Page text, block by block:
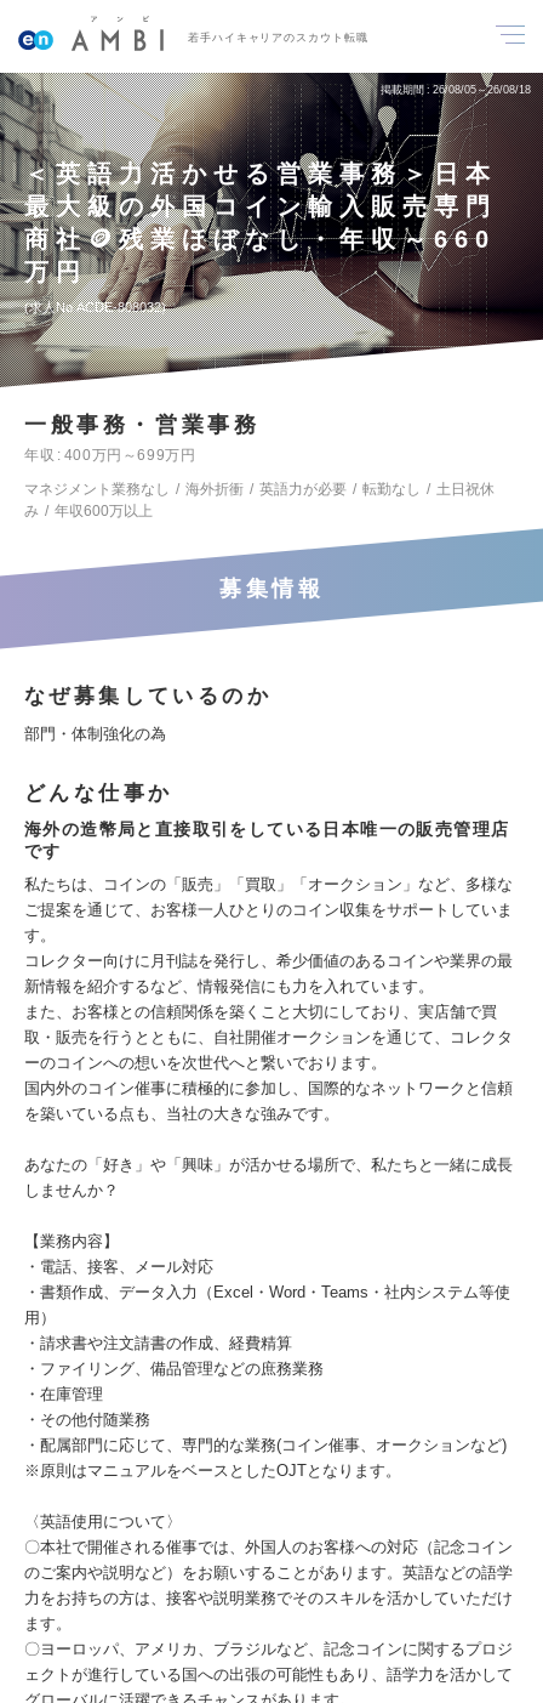
若手ハイキャリアのスカウト転職
掲載期間 26/08/05～26/08/18
＜英語力活かせる営業事務＞日本
最大級の外国コイン輸入販売専門
商社🪙残業ほぼなし・年収～660
万円
求人No.ACDE-808032
一般事務・営業事務
年収
400万円～699万円
マネジメント業務なし
海外折衝 英語力が必要 転勤なし
土日祝休
み
年収600万以上
募集情報
なぜ募集しているのか
部門・体制強化の為
どんな仕事か
海外の造幣局と直接取引をしている日本唯一の販売管理店
です
私たちは、コインの「販売」「買取」「オークション」など、多様な
ご提案を通じて、お客様一人ひとりのコイン収集をサポートしていま
す。
コレクター向けに月刊誌を発行し、希少価値のあるコインや業界の最
新情報を紹介するなど、情報発信にも力を入れています。
また、お客様との信頼関係を築くこと大切にしており、実店舗で買
取・販売を行うとともに、自社開催オークションを通じて、コレクタ
ーのコインへの想いを次世代へと繋いでおります。
国内外のコイン催事に積極的に参加し、国際的なネットワークと信頼
を築いている点も、当社の大きな強みです。
あなたの「好き」や「興味」が活かせる場所で、私たちと一緒に成長
しませんか？
【業務内容】
・電話、接客、メール対応
・書類作成、データ入力（Excel・Word・Teams・社内システム等使
用）
・請求書や注文請書の作成、経費精算
・ファイリング、備品管理などの庶務業務
・在庫管理
・その他付随業務
・配属部門に応じて、専門的な業務(コイン催事、オークションなど)
※原則はマニュアルをベースとしたOJTとなります。
〈英語使用について〉
〇本社で開催される催事では、外国人のお客様への対応（記念コイン
のご案内や説明など）をお願いすることがあります。英語などの語学
力をお持ちの方は、接客や説明業務でそのスキルを活かしていただけ
ます。
〇ヨーロッパ、アメリカ、ブラジルなど、記念コインに関するプロジ
ェクトが進行している国への出張の可能性もあり、語学力を活かして